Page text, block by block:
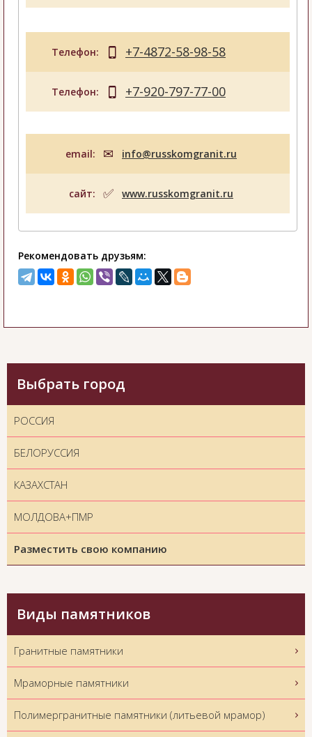
Телефон: +7-4872-58-98-58
Телефон: +7-920-797-77-00
email: info@russkomgranit.ru
сайт: www.russkomgranit.ru
Рекомендовать друзьям:
Выбрать город
РОССИЯ
БЕЛОРУССИЯ
КАЗАХСТАН
МОЛДОВА+ПМР
Разместить свою компанию
Виды памятников
Гранитные памятники
Мраморные памятники
Полимергранитные памятники (литьевой мрамор)